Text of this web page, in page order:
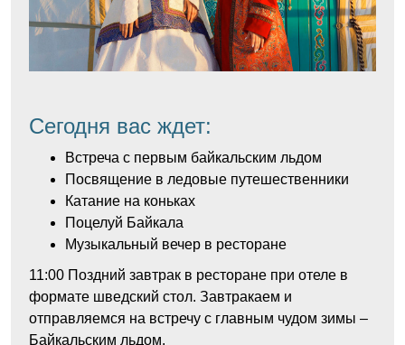
Сегодня вас ждет:
Встреча с первым байкальским льдом
Посвящение в ледовые путешественники
Катание на коньках
Поцелуй Байкала
Музыкальный вечер в ресторане
11:00 Поздний завтрак в ресторане при отеле в
формате шведский стол. Завтракаем и
отправляемся на встречу с главным чудом зимы –
Байкальским льдом.